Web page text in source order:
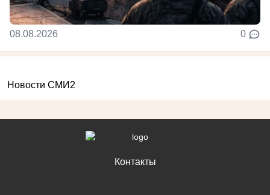
08.08.2026 0
Новости СМИ2
Контакты